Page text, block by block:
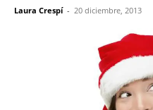
Laura Crespí - 20 diciembre, 2013